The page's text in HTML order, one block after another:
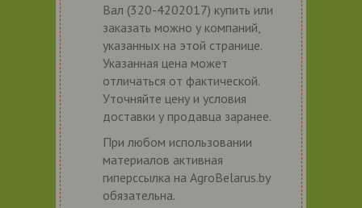
Вал (320-4202017) купить или
заказать можно у компаний,
указанных на этой странице.
Указанная цена может
отличаться от фактической.
Уточняйте цену и условия
доставки у продавца заранее.
При любом использовании
материалов активная
гиперссылка на AgroBelarus.by
обязательна.